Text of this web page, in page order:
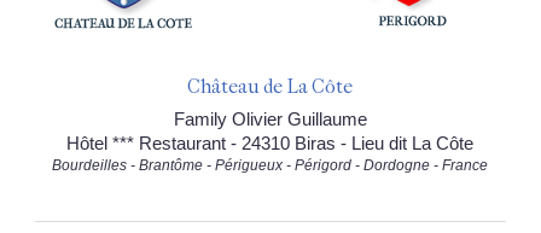
Château de La Côte
Family Olivier Guillaume
Hôtel *** Restaurant - 24310 Biras - Lieu dit La Côte
Bourdeilles - Brantôme - Périgueux - Périgord - Dordogne - France